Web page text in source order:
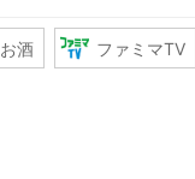
お酒 ファミマTV